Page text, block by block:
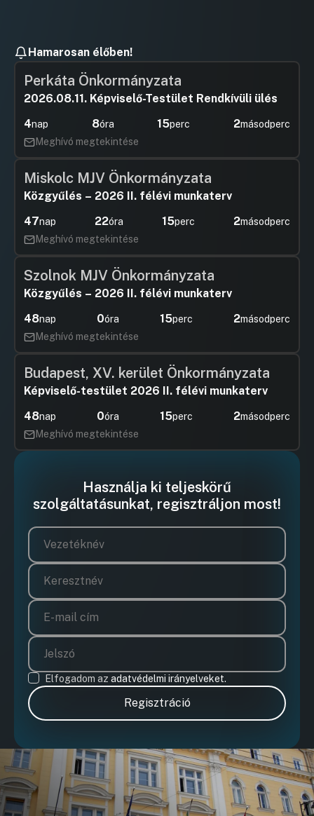
Hamarosan élőben!
Perkáta Önkormányzata
2026.08.11. Képviselő-Testület Rendkívüli ülés
4nap 8óra 15perc 2másodperc
Meghívó megtekintése
Miskolc MJV Önkormányzata
Közgyűlés – 2026 II. félévi munkaterv
47nap 22óra 15perc 2másodperc
Meghívó megtekintése
Szolnok MJV Önkormányzata
Közgyűlés – 2026 II. félévi munkaterv
48nap 0óra 15perc 2másodperc
Meghívó megtekintése
Budapest, XV. kerület Önkormányzata
Képviselő-testület 2026 II. félévi munkaterv
48nap 0óra 15perc 2másodperc
Meghívó megtekintése
Használja ki teljeskörű
szolgáltatásunkat, regisztráljon most!
Elfogadom az adatvédelmi irányelveket.
Regisztráció